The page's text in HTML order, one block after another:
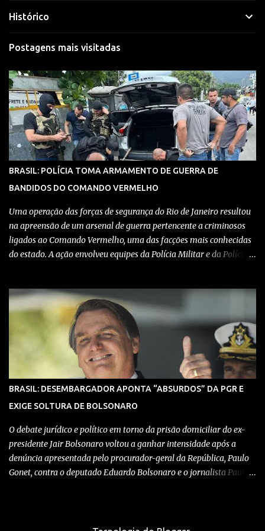
Histórico
Postagens mais visitadas
BRASIL: POLÍCIA TOMA ARMAMENTO DE GUERRA DE
BANDIDOS DO COMANDO VERMELHO
Uma operação das forças de segurança do Rio de Janeiro resultou
na apreensão de um arsenal de guerra pertencente a criminosos
ligados ao Comando Vermelho, uma das facções mais conhecidas
do estado. A ação envolveu equipes da Polícia Militar e da Polícia
confrontos com grupos rivais e com as próprias forças de
segurança. Confira detalhes no vídeo: Clique aqui para ter acesso
ao livro O Brasil e a pandemia de absurdos, escrito por juristas,
economistas, jornalistas e profissionais da saúde conservadores
sobre os absurdos praticados durante a pandemia de Covid-19,
como tiranias, campanhas anticientíficas, atos de corrupção,
inconstitucionalidades por notáveis autoridades, fraudes e muito
perseguidos por políticos e seus assessores nos grupos de
WhatsApp! Garanta acesso ao nosso conteúdo clicando aqui , para
entrar no ...
BRASIL: DESEMBARGADOR APONTA “ABSURDOS” DA PGR E
EXIGE SOLTURA DE BOLSONARO
O debate jurídico e político em torno da prisão domiciliar do ex-
presidente Jair Bolsonaro voltou a ganhar intensidade após a
denúncia apresentada pelo procurador-geral da República, Paulo
Gonet, contra o deputado Eduardo Bolsonaro e o jornalista Paulo